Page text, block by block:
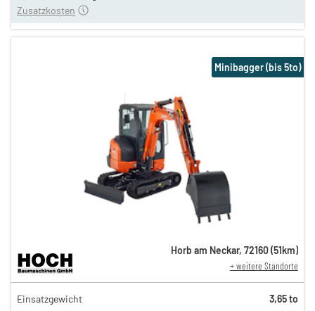
Zusatzkosten
162,00 €
135,00 €
Minibagger (bis 5to)
Horb am Neckar, 72160(51km)
+ weitere Standorte
Einsatzgewicht
3,65 to